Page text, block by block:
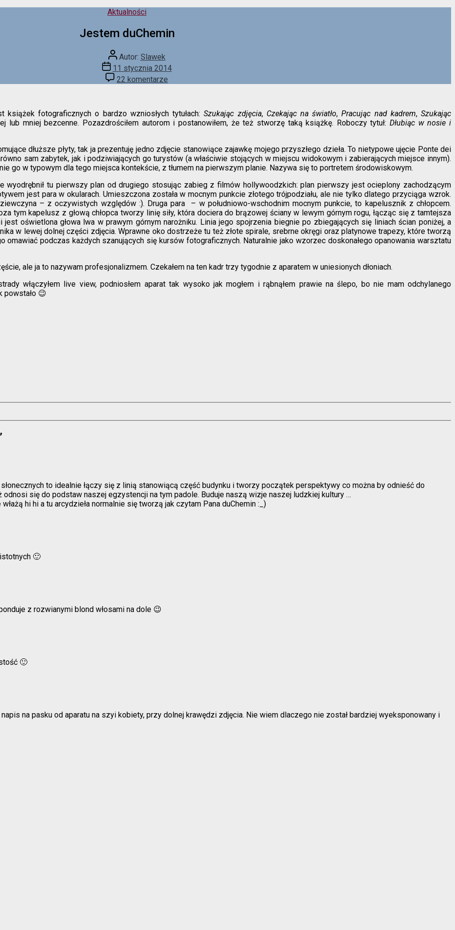
Kategorie
Aktualności
Jestem duChemin
Autor
wpisu
Autor: Slawek
Data
wpisu
11 stycznia 2014
22 komentarze
Jestem
książek fotograficznych o bardzo wzniosłych tytułach:Szukając zdjęcia, Czekając na światło,Pracując nad kadrem,Szukając
lub mniej bezcenne. Pozazdrościłem autorom i postanowiłem, że też stworzę taką książkę. Roboczy tytuł:Dłubiąc w nosie i
dłuższe płyty, tak ja prezentuję jedno zdjęcie stanowiące zajawkę mojego przyszłego dzieła. To nietypowe ujęcie Ponte dei
sam zabytek, jak i podziwiających go turystów (a właściwie stojących w miejscu widokowym i zabierających miejsce innym).
go w typowym dla tego miejsca kontekście, z tłumem na pierwszym planie. Nazywa się to portretem środowiskowym.
wyodrębnił tu pierwszy plan od drugiego stosując zabieg z filmów hollywoodzkich: plan pierwszy jest ocieplony zachodzącym
jest para w okularach. Umieszczona została w mocnym punkcie złotego trójpodziału, ale nie tylko dlatego przyciąga wzrok.
– z oczywistych względów :). Druga para – w południowo-wschodnim mocnym punkcie, to kapelusznik z chłopcem.
tym kapelusz z głową chłopca tworzy linię siły, która dociera do brązowej ściany w lewym górnym rogu, łącząc się z tamtejsza
oświetlona głowa lwa w prawym górnym narożniku. Linia jego spojrzenia biegnie po zbiegających się liniach ścian poniżej, a
w lewej dolnej części zdjęcia. Wprawne oko dostrzeże tu też złote spirale, srebrne okręgi oraz platynowe trapezy, które tworzą
omawiać podczas każdych szanujących się kursów fotograficznych. Naturalnie jako wzorzec doskonałego opanowania warsztatu
ale ja to nazywam profesjonalizmem. Czekałem na ten kadr trzy tygodnie z aparatem w uniesionych dłoniach.
włączyłem live view, podniosłem aparat tak wysoko jak mogłem i rąbnąłem prawie na ślepo, bo nie mam odchylanego
powstało 😉
to idealnie łączy się z linią stanowiącą część budynku i tworzy początek perspektywy co można by odnieść do
się do podstaw naszej egzystencji na tym padole. Buduje naszą wizje naszej ludzkiej kultury …
hi hi a tu arcydzieła normalnie się tworzą jak czytam Pana duChemin :_)
🙂
z rozwianymi blond włosami na dole 😉
🙂
na pasku od aparatu na szyi kobiety, przy dolnej krawędzi zdjęcia. Nie wiem dlaczego nie został bardziej wyeksponowany i